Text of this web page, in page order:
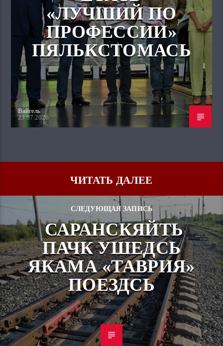
«ЛУЧШИЙ ПО
ПРОФЕССИИ»
ПЯЛЬКСТОМАСЬ
Вайгель
23.07.2026
ЧИТАТЬ ДАЛЕЕ
СЛЕДУЮЩАЯ ЗАПИСЬ
САРАНСКЯЙТЬ
ПАЧК УШЕДСЬ
ЯКАМА «ТАВРИЯ»
ПОЕЗДСЬ